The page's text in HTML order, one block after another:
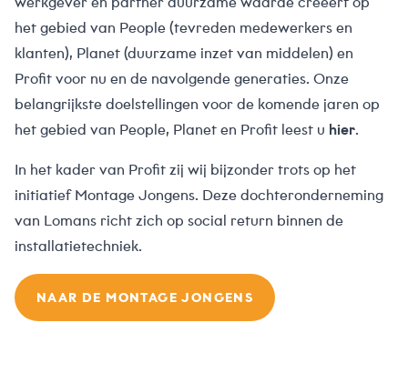
het gebied van People (tevreden medewerkers en
klanten), Planet (duurzame inzet van middelen) en
Profit voor nu en de navolgende generaties. Onze
belangrijkste doelstellingen voor de komende jaren op
het gebied van People, Planet en Profit leest u hier.
In het kader van Profit zij wij bijzonder trots op het
initiatief Montage Jongens. Deze dochteronderneming
van Lomans richt zich op social return binnen de
installatietechniek.
NAAR DE MONTAGE JONGENS